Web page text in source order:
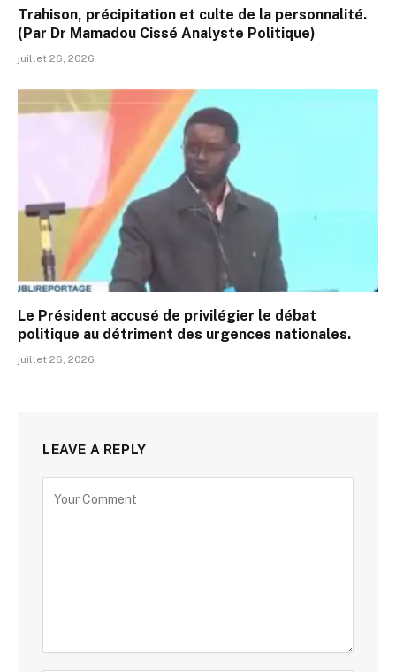
Trahison, précipitation et culte de la personnalité.
(Par Dr Mamadou Cissé Analyste Politique)
juillet 26, 2026
Le Président accusé de privilégier le débat
politique au détriment des urgences nationales.
juillet 26, 2026
LEAVE A REPLY